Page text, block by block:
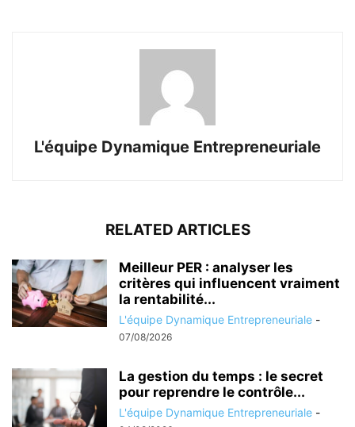
L'équipe Dynamique Entrepreneuriale
RELATED ARTICLES
Meilleur PER : analyser les
critères qui influencent vraiment
la rentabilité...
L'équipe Dynamique Entrepreneuriale -
07/08/2026
La gestion du temps : le secret
pour reprendre le contrôle...
L'équipe Dynamique Entrepreneuriale -